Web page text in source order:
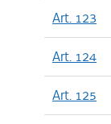
Art. 123
Art. 124
Art. 125